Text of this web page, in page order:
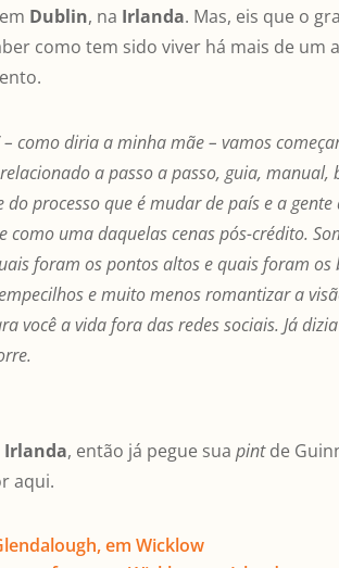
Dublin, na Irlanda. Mas, eis que o
como tem sido viver há mais de um
como diria a minha mãe – vamos
a passo a passo, guia, manual,
processo que é mudar de país e a gente
como uma daquelas cenas pós-crédito.
foram os pontos altos e quais foram os
e muito menos romantizar a
você a vida fora das redes sociais. Já
Irlanda, então já pegue suapintde
aqui.
em Wicklow